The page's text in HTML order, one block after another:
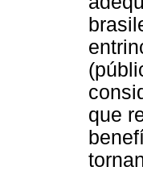
que